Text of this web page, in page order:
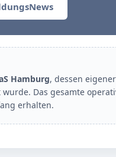
Hamburg, dessen eigener
Das gesamte
erhalten.